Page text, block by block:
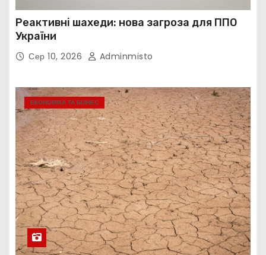
Реактивні шахеди: нова загроза для ППО
України
Сер 10, 2026 Adminmisto
ЕКОНОМІКА ТА БІЗНЕС